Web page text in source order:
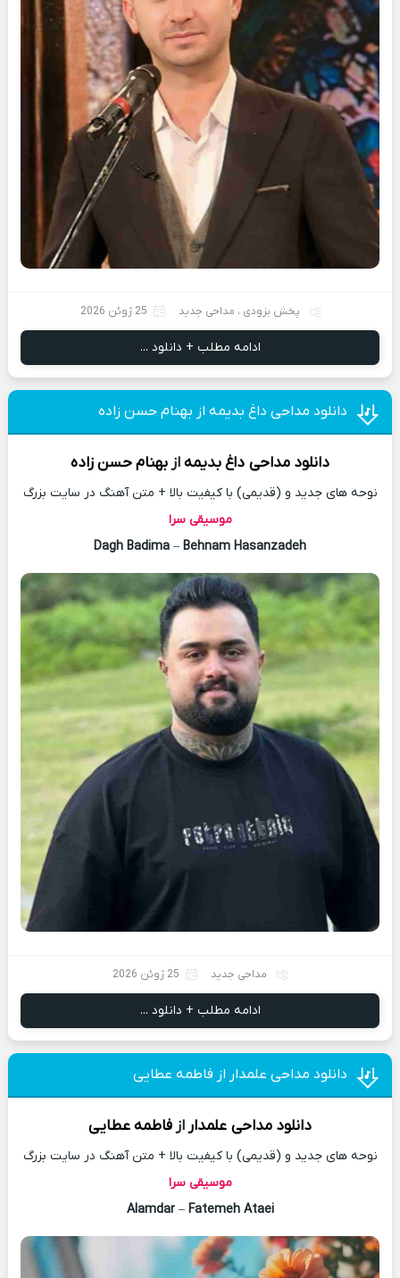
پخش بزودی ، مداحی جدید 25 ژوئن 2026
ادامه مطلب + دانلود ...
دانلود مداحی داغ بدیمه از بهنام حسن زاده
دانلود مداحی داغ بدیمهازبهنام حسن زاده
نوحه های جدید و (قدیمی) با کیفیت بالا + متن آهنگ در سایت بزرگ
موسیقی سرا
Dagh Badima – Behnam Hasanzadeh
مداحی جدید 25 ژوئن 2026
ادامه مطلب + دانلود ...
دانلود مداحی علمدار از فاطمه عطایی
دانلود مداحی علمدارازفاطمه عطایی
نوحه های جدید و (قدیمی) با کیفیت بالا + متن آهنگ در سایت بزرگ
موسیقی سرا
Alamdar– Fatemeh Ataei